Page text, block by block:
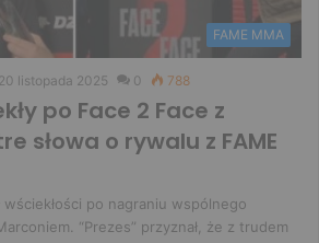
FAME MMA
20 listopada 2025 0 788
po Face 2 Face z
słowa o rywalu z FAME
wściekłości po nagraniu wspólnego
“Prezes” przyznał, że z trudem